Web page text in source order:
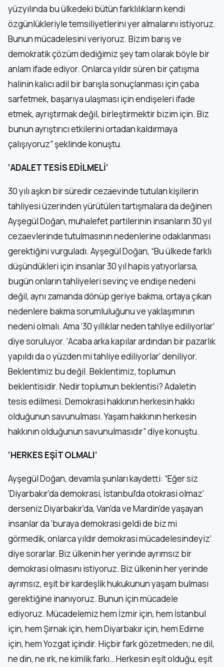
yüzyılında bu ülkedeki bütün farklılıkların kendi
özgünlükleriyle temsiliyetlerini yer almalarını istiyoruz.
Bunun mücadelesini veriyoruz. Bizim barış ve
demokratik çözüm dediğimiz şey tam olarak böyle bir
anlam ifade ediyor. Onlarca yıldır süren bir çatışma
halinin kalıcı adil bir barışla sonuçlanması için çaba
sarfetmek, başarıya ulaşması için endişeleri ifade
etmek, ayrıştırmak değil, birleştirmektir bizim için. Biz
bunun ayrıştırıcı etkilerini ortadan kaldırmaya
çalışıyoruz” şeklinde konuştu.
‘ADALET TESİS EDİLMELİ’
30 yılı aşkın bir süredir cezaevinde tutulan kişilerin
tahliyesi üzerinden yürütülen tartışmalara da değinen
Ayşegül Doğan, muhalefet partilerinin insanların 30 yıl
cezaevlerinde tutulmasının nedenlerine odaklanması
gerektiğini vurguladı. Ayşegül Doğan, “Bu ülkede farklı
düşündükleri için insanlar 30 yıl hapis yatıyorlarsa,
bugün onların tahliyeleri sevinç ve endişe nedeni
değil, aynı zamanda dönüp geriye bakma, ortaya çıkan
nedenlere bakma sorumluluğunu ve yaklaşımının
nedeni olmalı. Ama ’30 yıllıklar neden tahliye ediliyorlar’
diye soruluyor. ‘Acaba arka kapılar ardından bir pazarlık
yapıldı da o yüzden mi tahliye ediliyorlar’ deniliyor.
Beklentimiz bu değil. Beklentimiz, toplumun
beklentisidir. Nedir toplumun beklentisi? Adaletin
tesis edilmesi. Demokrasi hakkının herkesin hakkı
olduğunun savunulması. Yaşam hakkının herkesin
hakkının olduğunun savunulmasıdır” diye konuştu.
‘HERKES EŞİT OLMALI’
Ayşegül Doğan, devamla şunları kaydetti: “Eğer siz
‘Diyarbakır’da demokrasi, İstanbul’da otokrasi olmaz’
derseniz Diyarbakır’da, Van’da ve Mardin’de yaşayan
insanlar da ‘buraya demokrasi geldi de biz mi
görmedik, onlarca yıldır demokrasi mücadelesindeyiz’
diye sorarlar. Biz ülkenin her yerinde ayrımsız bir
demokrasi olmasını istiyoruz. Biz ülkenin her yerinde
ayrımsız, eşit bir kardeşlik hukukunun yaşam bulması
gerektiğine inanıyoruz. Bunun için mücadele
ediyoruz. Mücadelemiz hem İzmir için, hem İstanbul
için, hem Şırnak için, hem Diyarbakır için, hem Edirne
için, hem Yozgat içindir. Hiçbir fark gözetmeden; ne dil,
ne din, ne ırk, ne kimlik farkı… Herkesin eşit olduğu, eşit